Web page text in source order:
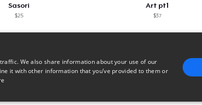
Sasori
$25
Art pt1
$37
We also share information about your use of our
it with other information that you’ve provided to them or